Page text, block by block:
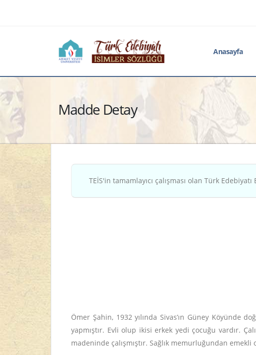
Anasayfa
Madde Detay
TEİS'in tamamlayıcı çalışması olan Türk
Ömer Şahin, 1932 yılında Sivas’ın Güney Köyünde
yapmıştır. Evli olup ikisi erkek yedi çocuğu vardır.
madeninde çalışmıştır. Sağlık memurluğundan emekli